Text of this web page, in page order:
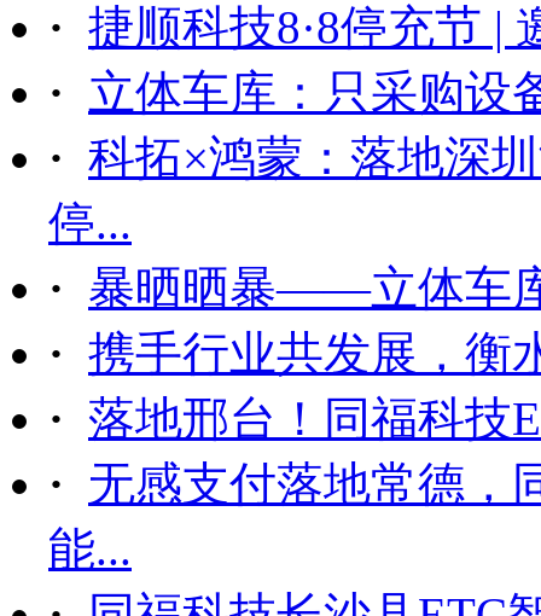
· 捷顺科技8·8停充节 |
· 立体车库：只采购设
· 科拓×鸿蒙：落地深
停...
· 暴晒晒暴——立体车
· 携手行业共发展，衡
· 落地邢台！同福科技
· 无感支付落地常德，
能...